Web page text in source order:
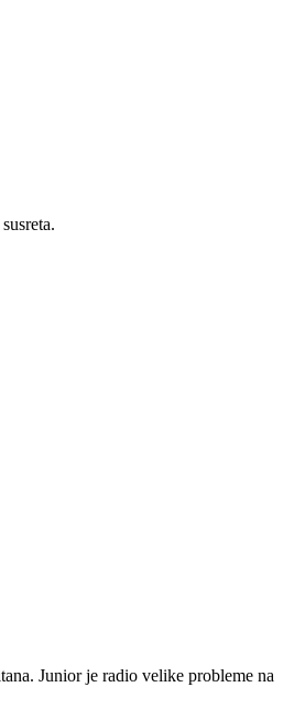
Junior je radio velike probleme na